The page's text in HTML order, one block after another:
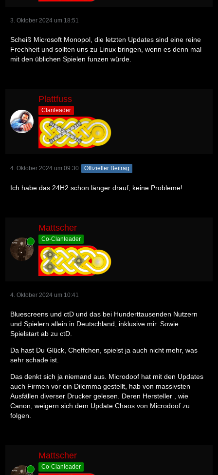
3. Oktober 2024 um 18:51
Scheiß Microsoft Monopol, die letzten Updates sind eine reine
Frechheit und sollten uns zu Linux bringen, wenn es denn mal
mit den üblichen Spielen funzen würde.
Plattfuss
Clanleader
4. Oktober 2024 um 09:30 Offizieller Beitrag
Ich habe das 24H2 schon länger drauf, keine Probleme!
Online
Mattscher
Co-Clanleader
4. Oktober 2024 um 10:41
Bluescreens und ctD und das bei Hunderttausenden Nutzern
und Spielern allein in Deutschland, inklusive mir. Sowie
Spielstart ab zu ctD.
Da hast Du Glück, Cheffchen, spielst ja auch nicht mehr, was
sehr schade ist.
Das denkt sich ja niemand aus. Microdoof hat mit den Updates
auch Firmen vor ein Dilemma gestellt, hab von massivsten
Ausfällen diverser Drucker gelesen. Deren Hersteller , wie
Canon, weigern sich dem Update Chaos von Microdoof zu
folgen.
Online
Mattscher
Co-Clanleader